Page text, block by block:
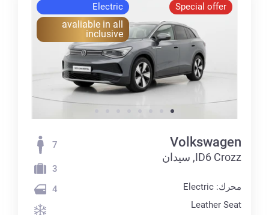
Special offer
Electric
avaliable in all
inclusive
Volkswagen
ID6 Crozz, سيدان
محرك: Electric
Leather Seat
7
3
4